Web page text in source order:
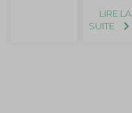
LIRE LA
SUITE